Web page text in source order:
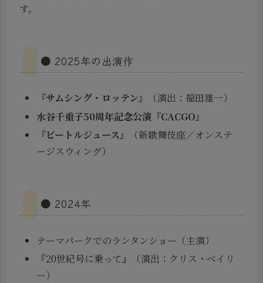
す。
● 2025年の出演作
『サムシング・ロッテン』
（演出：福田雄一）
水谷千重子50周年記念公演『CACGO』
『ビートルジュース』
（新歌舞伎座／オンステ
ージスウィング）
● 2024年
テーマパークでのランタンショー（主演）
『20世紀号に乗って』（演出：クリス・ベイリ
ー）